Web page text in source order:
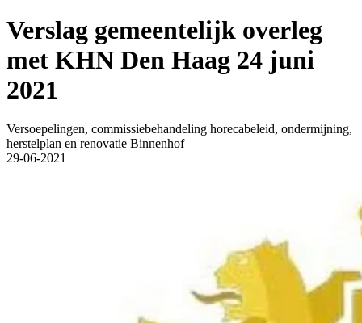
Verslag gemeentelijk overleg
met KHN Den Haag 24 juni
2021
Versoepelingen, commissiebehandeling horecabeleid, ondermijning,
herstelplan en renovatie Binnenhof
29-06-2021